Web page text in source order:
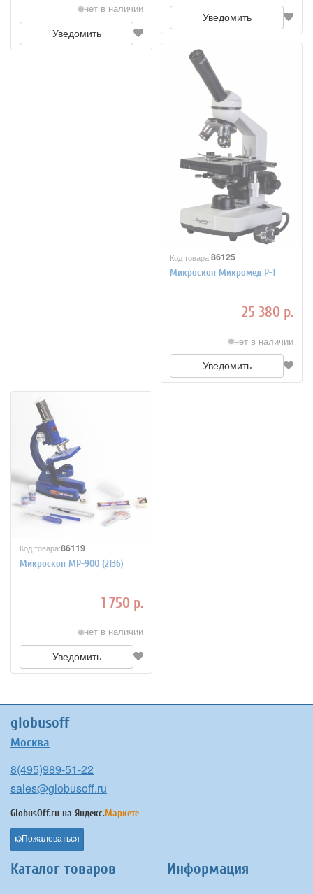
нет в наличии
Уведомить
Уведомить
Код товара:86125
Микроскоп Микромед Р-1
25 380 р.
нет в наличии
Уведомить
Код товара:86119
Микроскоп MP-900 (2136)
1 750 р.
нет в наличии
Уведомить
globusoff
Москва
8(495)989-51-22
sales@globusoff.ru
GlobusOff.ru на Яндекс.Маркете
Пожаловаться
Каталог товаров Информация